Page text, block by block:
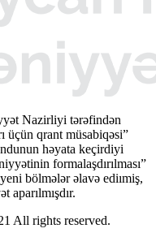
Nazirliyi tərəfindən
üçün qrant müsabiqəsi”
həyata keçirdiyi
formalaşdırılması”
bölmələr əlavə ediımiş,
All rights reserved.